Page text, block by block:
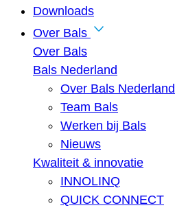
Downloads
Over Bals
Over Bals
Bals Nederland
Over Bals Nederland
Team Bals
Werken bij Bals
Nieuws
Kwaliteit & innovatie
INNOLINQ
QUICK CONNECT